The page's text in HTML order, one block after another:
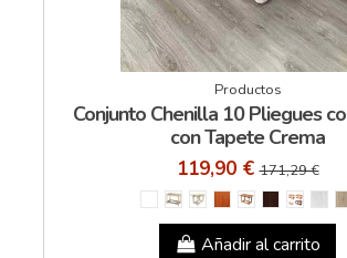
Productos
Conjunto Chenilla 10 Pliegues
con Tapete Crema
119,90 €171,29 €
Añadir al carrito